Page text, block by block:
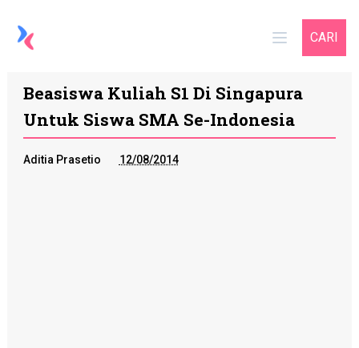
CARI
Beasiswa Kuliah S1 Di Singapura
Untuk Siswa SMA Se-Indonesia
Aditia Prasetio 12/08/2014